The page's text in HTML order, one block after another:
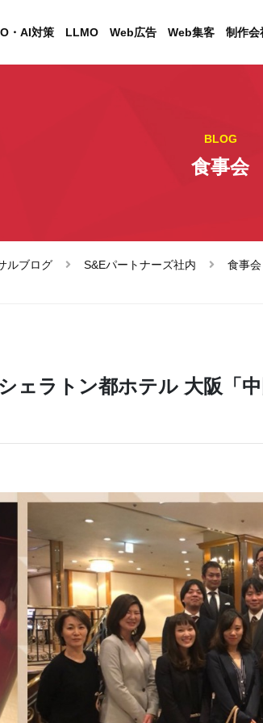
・AI対策 LLMO Web広告 Web集客 制作会
BLOG
食事会
ルブログ S&Eパートナーズ社内 食事会
ェラトン都ホテル 大阪「